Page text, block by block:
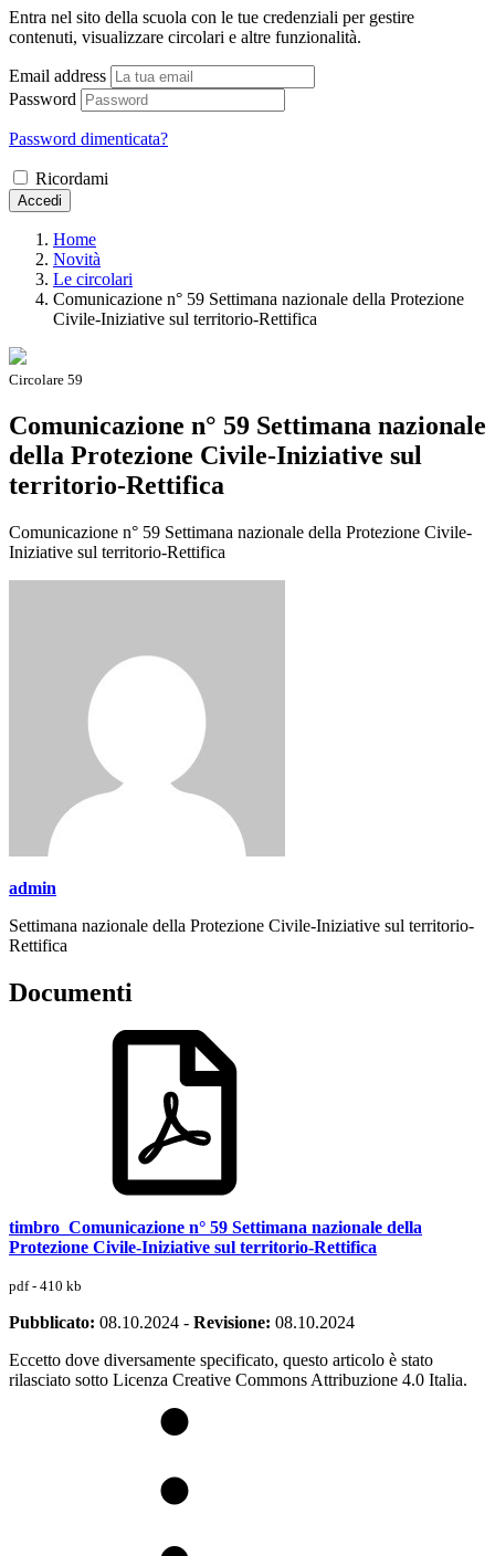
Entra nel sito della scuola con le tue credenziali per gestire
contenuti, visualizzare circolari e altre funzionalità.
Email address
Password
Password dimenticata?
Ricordami
Accedi
Home
Novità
Le circolari
Comunicazione n° 59 Settimana nazionale della Protezione
Civile-Iniziative sul territorio-Rettifica
Circolare 59
Comunicazione n° 59 Settimana nazionale
della Protezione Civile-Iniziative sul
territorio-Rettifica
Comunicazione n° 59 Settimana nazionale della Protezione Civile-
Iniziative sul territorio-Rettifica
admin
Settimana nazionale della Protezione Civile-Iniziative sul territorio-
Rettifica
Documenti
timbro_Comunicazione n° 59 Settimana nazionale della
Protezione Civile-Iniziative sul territorio-Rettifica
pdf - 410 kb
Pubblicato: 08.10.2024 - Revisione: 08.10.2024
Eccetto dove diversamente specificato, questo articolo è stato
rilasciato sotto Licenza Creative Commons Attribuzione 4.0 Italia.